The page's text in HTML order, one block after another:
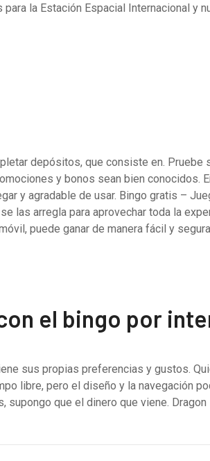
la Estación Espacial Internacional y
depósitos, que consiste en.
y bonos sean bien conocidos.
y agradable de usar. Bingo gratis –
las arregla para aprovechar toda la
puede ganar de manera fácil y
el bingo por
sus propias preferencias y gustos.
libre, pero el diseño y la navegación
que el dinero que viene.